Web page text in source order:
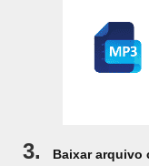
3.
Baixar arquivo